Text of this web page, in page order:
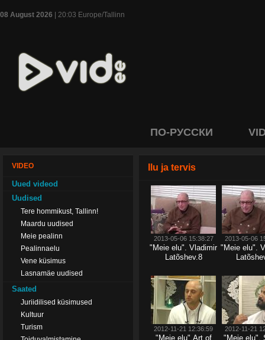
08 August 2026 | 20:03 Europe/Tallinn
ПО-РУССКИ
VIDEO
Uued videod
Uudised
Tere hommikust, Tallinn!
Maardu uudised
Meie pealinn
Pealinnaelu
Vene küsimus
Lasnamäe uudised
Saated
Juriidilised küsimused
Kultuur
Turism
Ilu ja tervis
2013-05-06 15:38:27
"Meie elu". Vladimir
Latõshev.8
2013-05-06
"Meie elu".
2012-11-21 12:36:59
"Meie elu".Art of
2012-11-21
"Meie elu".